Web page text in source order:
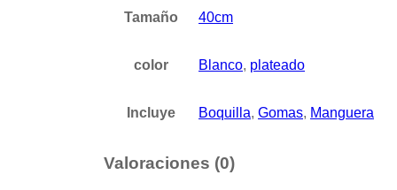
Tamaño 40cm
color Blanco, plateado
Incluye Boquilla, Gomas, Manguera
Valoraciones (0)